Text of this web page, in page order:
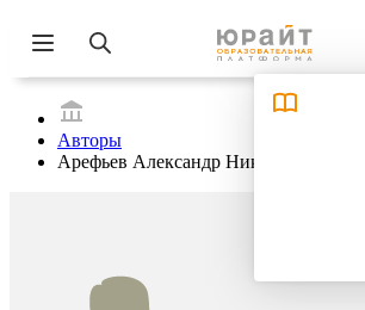
Авторы
Арефьев Александр Николаевич